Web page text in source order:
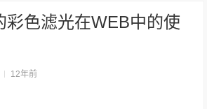
彩色滤光在WEB中的使
12年前